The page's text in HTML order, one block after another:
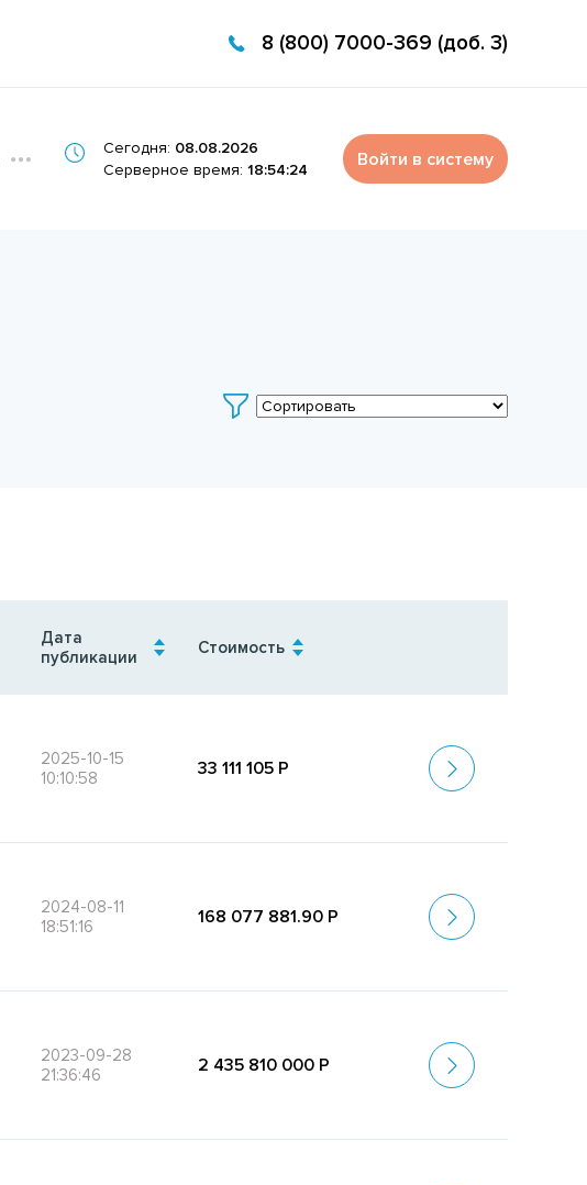
8 (800) 7000-369 (доб. 3)
Сегодня: 08.08.2026
Серверное время:18:54:24 Войти в систему
Дата
публикации
Стоимость
2025-10-15
10:10:58
33 111 105 Р
2024-08-11
18:51:16
168 077 881.90 Р
2023-09-28
21:36:46
2 435 810 000 Р